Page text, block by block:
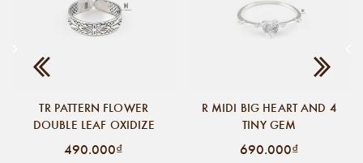
TR PATTERN FLOWER
DOUBLE LEAF OXIDIZE
490.000₫
R MIDI BIG HEART AND 4
TINY GEM
690.000₫